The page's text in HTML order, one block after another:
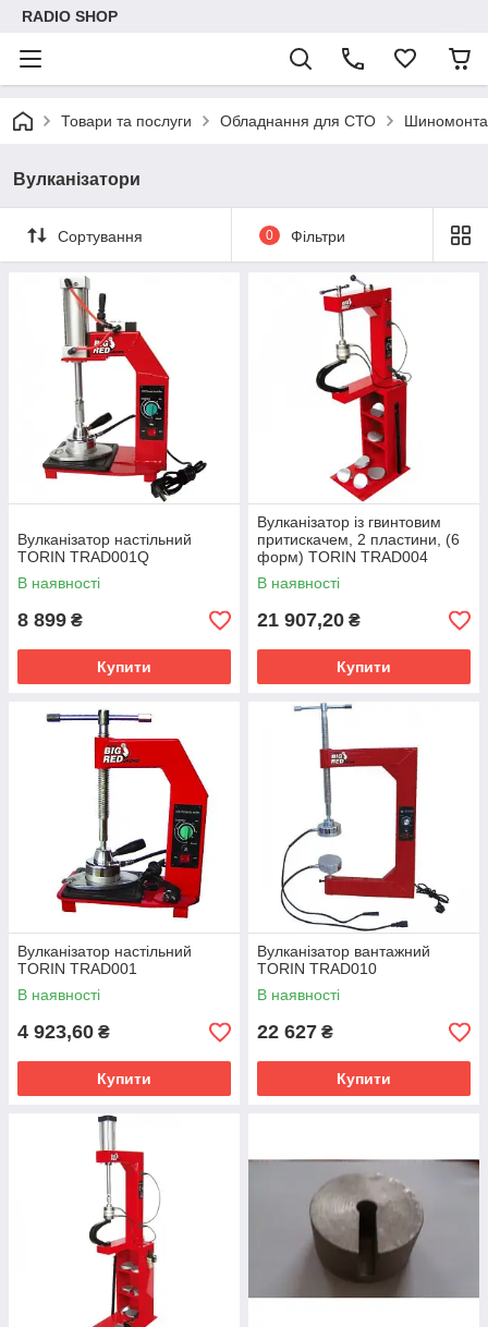
RADIO SHOP
Товари та послуги Обладнання для СТО
Вулканізатори
Сортування 0 Фільтри
Вулканізатор настільний
TORIN TRAD001Q
В наявності
8 899 ₴
Купити
Вулканізатор із гвинтовим
притискачем, 2 пластини, (6
форм) TORIN TRAD004
В наявності
21 907,20 ₴
Купити
Вулканізатор настільний
TORIN TRAD001
В наявності
4 923,60 ₴
Купити
Вулканізатор вантажний
TORIN TRAD010
В наявності
22 627 ₴
Купити